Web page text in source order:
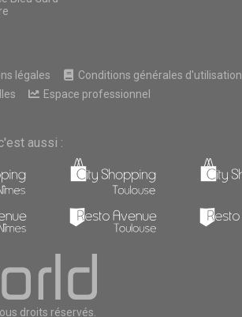
légales
Conditions générales d'utilisation
Espace professionnel
aussi :
droits réservés.